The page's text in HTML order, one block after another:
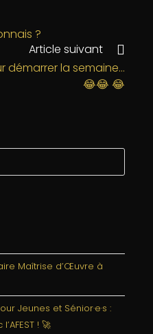
g
e
?
Article suivant
démarrer la semaine…
😂😂 😂
Maîtrise d’Œuvre à
Jeunes et Sénior·e·s :
! 🚀